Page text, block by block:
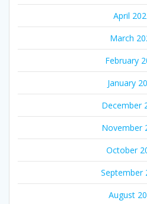
April
March
February
January
December
November
October
September
August